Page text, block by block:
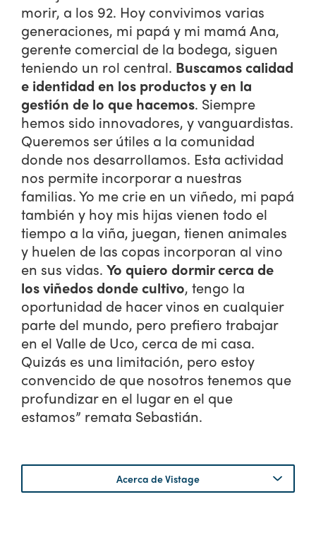
morir, a los 92. Hoy convivimos varias
generaciones, mi papá y mi mamá Ana,
gerente comercial de la bodega, siguen
teniendo un rol central. Buscamos calidad
e identidad en los productos y en la
gestión de lo que hacemos. Siempre
hemos sido innovadores, y vanguardistas.
Queremos ser útiles a la comunidad
donde nos desarrollamos. Esta actividad
nos permite incorporar a nuestras
familias. Yo me crie en un viñedo, mi papá
también y hoy mis hijas vienen todo el
tiempo a la viña, juegan, tienen animales
y huelen de las copas incorporan al vino
en sus vidas. Yo quiero dormir cerca de
los viñedos donde cultivo, tengo la
oportunidad de hacer vinos en cualquier
parte del mundo, pero prefiero trabajar
en el Valle de Uco, cerca de mi casa.
Quizás es una limitación, pero estoy
convencido de que nosotros tenemos que
profundizar en el lugar en el que
estamos” remata Sebastián.
Acerca de Vistage